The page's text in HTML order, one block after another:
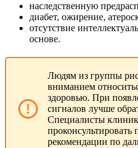
наследственную
диабет, ожирение,
отсутствие
основе.
Людям из группы
вниманием
здоровью. При
сигналов лучше
Специалисты
проконсультировать
рекомендации по